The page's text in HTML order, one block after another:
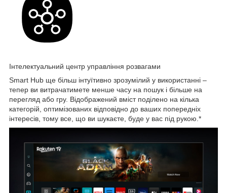
Інтелектуальний центр управління розвагами
Smart Hub ще більш інтуїтивно зрозумілий у використанні –
тепер ви витрачатимете менше часу на пошук і більше на
перегляд або гру. Відображений вміст поділено на кілька
категорій, оптимізованих відповідно до ваших попередніх
інтересів, тому все, що ви шукаєте, буде у вас під рукою.*